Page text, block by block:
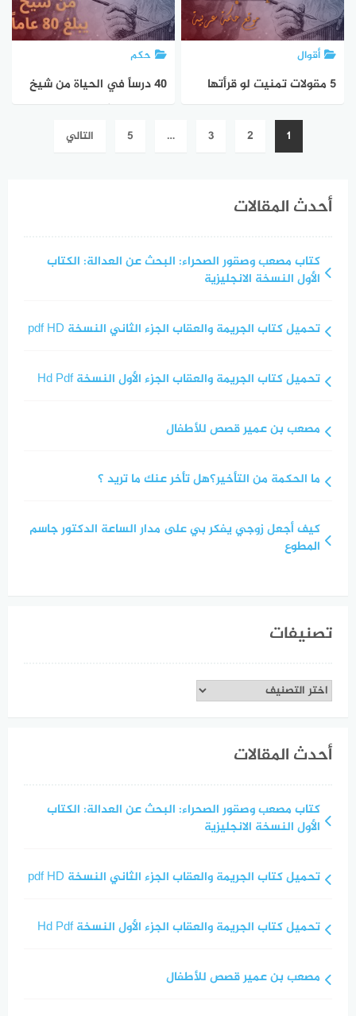
أقوال
5 مقولات تمنيت لو قرأتها
حكم
40 درساً في الحياة من شيخ
صفحات
1
2
3
…
5 التالي
أحدث المقالات
كتاب مصعب وصقور الصحراء: البحث عن العدالة: الكتاب
الأول النسخة الانجليزية
تحميل كتاب الجريمة والعقاب الجزء الثاني النسخة pdf HD
تحميل كتاب الجريمة والعقاب الجزء الأول النسخة Hd Pdf
مصعب بن عمير قصص للأطفال
ما الحكمة من التأخير؟هل تأخر عنك ما تريد ؟
كيف أجعل زوجي يفكر بي على مدار الساعة الدكتور جاسم
المطوع
تصنيفات
تصنيفات
أحدث المقالات
كتاب مصعب وصقور الصحراء: البحث عن العدالة: الكتاب
الأول النسخة الانجليزية
تحميل كتاب الجريمة والعقاب الجزء الثاني النسخة pdf HD
تحميل كتاب الجريمة والعقاب الجزء الأول النسخة Hd Pdf
مصعب بن عمير قصص للأطفال